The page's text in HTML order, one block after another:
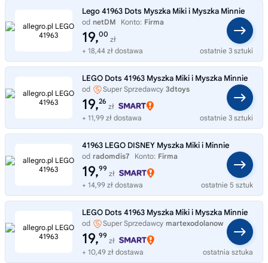
Lego 41963 Dots Myszka Miki i Myszka Minnie
od netDM Konto: Firma
19,00
zł
+ 18,44 zł dostawa
ostatnie 3 sztuki
LEGO Dots 41963 Myszka Miki i Myszka Minnie
od Super Sprzedawcy 3dtoys
19,26
zł
+ 11,99 zł dostawa
ostatnie 3 sztuki
41963 LEGO DISNEY Myszka Miki i Minnie
od radomdis7 Konto: Firma
19,99
zł
+ 14,99 zł dostawa
ostatnie 5 sztuk
LEGO Dots 41963 Myszka Miki i Myszka Minnie
od Super Sprzedawcy martexodolanow
19,99
zł
+ 10,49 zł dostawa
ostatnia sztuka